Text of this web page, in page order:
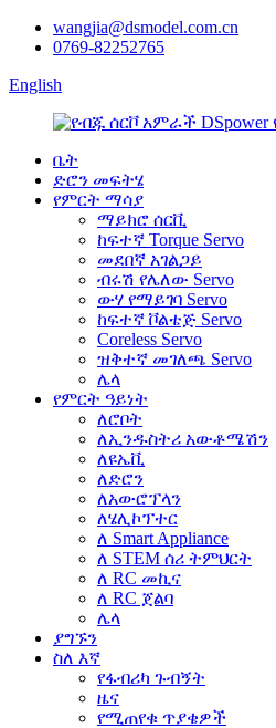
wangjia@dsmodel.com.cn
0769-82252765
English
ቤት
ድሮን መፍትሄ
የምርት ማሳያ
ማይክሮ ሰርቪ
ከፍተኛ Torque Servo
መደበኛ አገልጋይ
ብሩሽ የሌለው Servo
ውሃ የማይገባ Servo
ከፍተኛ ቮልቴጅ Servo
Coreless Servo
ዝቅተኛ መገለጫ Servo
ሌላ
የምርት ዓይነት
ለሮቦት
ለኢንዱስትሪ አውቶሜሽን
ለዩኤቪ
ለድሮን
ለአውሮፕላን
ለሄሊኮፕተር
ለ Smart Appliance
ለ STEM ሰሪ ትምህርት
ለ RC መኪና
ለ RC ጀልባ
ሌላ
ያግኙን
ስለ እኛ
የፋብሪካ ጉብኝት
ዜና
የሚጠየቁ ጥያቄዎች